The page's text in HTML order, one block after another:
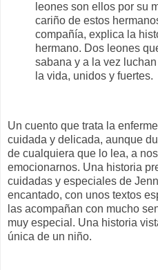
leones son ellos por su
cariño de estos
compañía, explica la
hermano. Dos leones
sabana y a la vez
la vida, unidos y fuertes.
Un cuento que trata la
cuidada y delicada, aunque
de cualquiera que lo lea, a
emocionarnos. Una historia
cuidadas y especiales de
encantado, con unos textos
las acompañan con mucho
muy especial. Una historia
única de un niño.